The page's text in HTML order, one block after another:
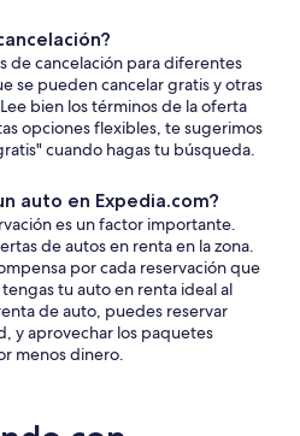
de cancelación para diferentes
se pueden cancelar gratis y otras
bien los términos de la oferta
opciones flexibles, te sugerimos
cuando hagas tu búsqueda.
auto en Expedia.com?
es un factor importante.
de autos en renta en la zona.
por cada reservación que
tu auto en renta ideal al
de auto, puedes reservar
y aprovechar los paquetes
menos dinero.